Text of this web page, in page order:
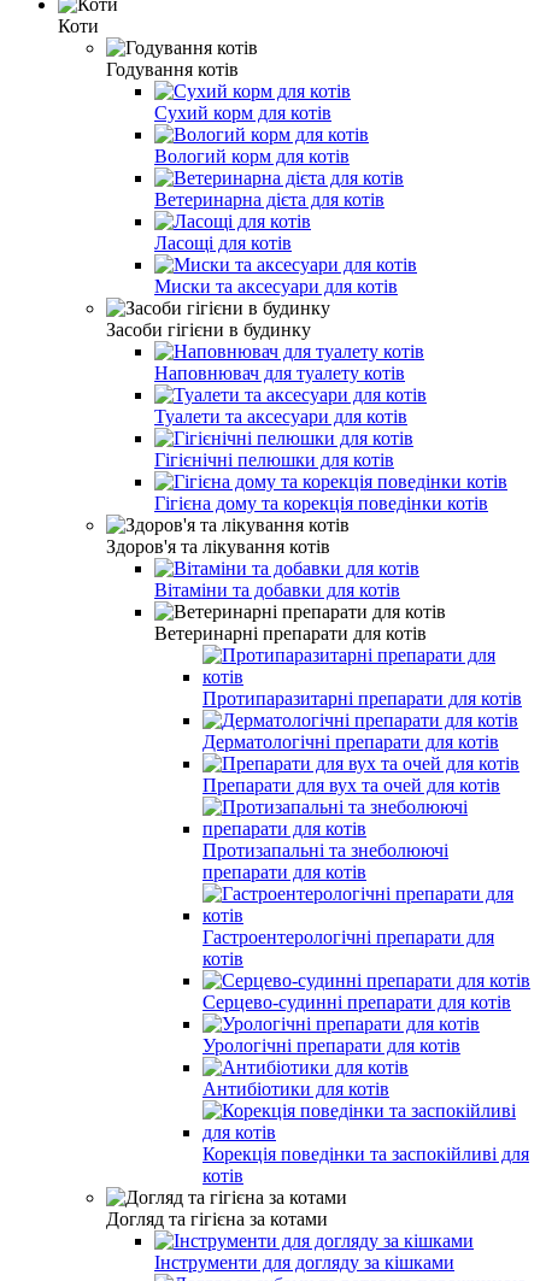
Коти
Годування котів
Сухий корм для котів
Вологий корм для котів
Ветеринарна дієта для котів
Ласощі для котів
Миски та аксесуари для котів
Засоби гігієни в будинку
Наповнювач для туалету котів
Туалети та аксесуари для котів
Гігієнічні пелюшки для котів
Гігієна дому та корекція поведінки котів
Здоров'я та лікування котів
Вітаміни та добавки для котів
Ветеринарні препарати для котів
Протипаразитарні препарати для котів
Дерматологічні препарати для котів
Препарати для вух та очей для котів
Протизапальні та знеболюючі
препарати для котів
Гастроентерологічні препарати для
котів
Серцево-судинні препарати для котів
Урологічні препарати для котів
Антибіотики для котів
Корекція поведінки та заспокійливі для
котів
Догляд та гігієна за котами
Інструменти для догляду за кішками